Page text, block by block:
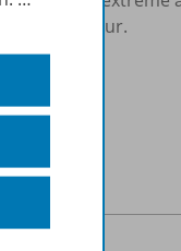
und Natur.